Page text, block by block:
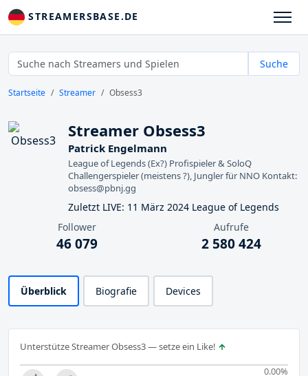
STREAMERSBASE.DE
Suche
Startseite Streamer Obsess3
Streamer Obsess3
Patrick Engelmann
League of Legends (Ex?) Profispieler & SoloQ
Challengerspieler (meistens ?), Jungler für NNO Kontakt:
obsess@pbnj.gg
Zuletzt LIVE: 11 März 2024 League of Legends
Follower
46 079
Aufrufe
2 580 424
Überblick Biografie Devices
Unterstütze Streamer Obsess3 — setze ein Like!
0.00%